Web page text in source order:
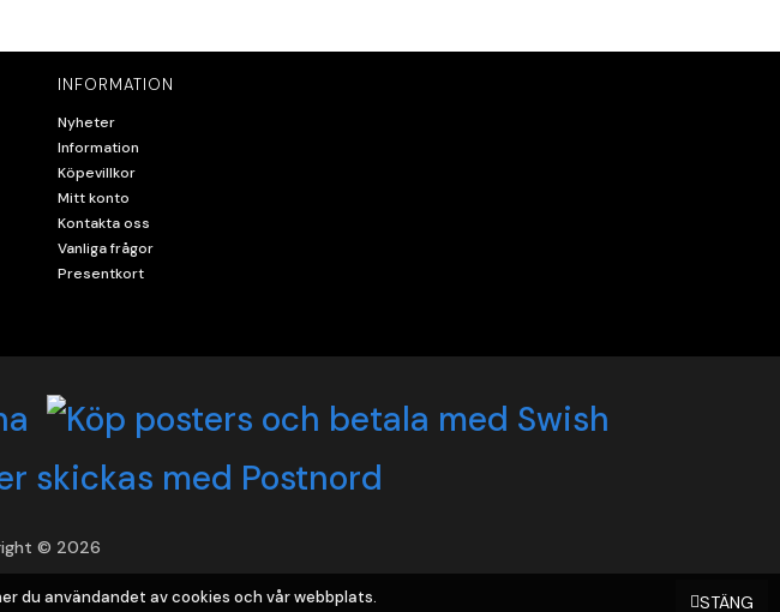
INFORMATION
Nyheter
Information
Köpevillkor
Mitt konto
Kontakta oss
Vanliga frågor
Presentkort
© 2026
STÄNG
du användandet av cookies och vår webbplats.